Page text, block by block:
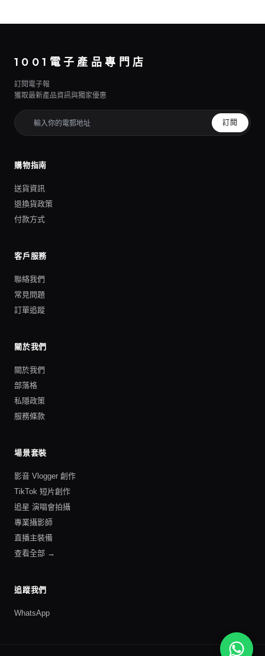
1001電子產品專門店
訂閱電子報
獲取最新產品資訊與獨家優惠
訂閱
購物指南
送貨資訊
退換貨政策
付款方式
客戶服務
聯絡我們
常見問題
訂單追蹤
關於我們
關於我們
部落格
私隱政策
服務條款
場景套裝
影音 Vlogger 創作
TikTok 短片創作
追星 演唱會拍攝
專業攝影師
直播主裝備
查看全部 →
追蹤我們
WhatsApp